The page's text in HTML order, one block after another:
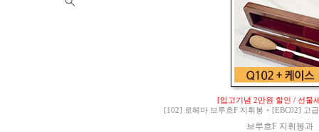
[입고기념 2만원 할인 / 선물
[102] 로헤마 브루흐F 지휘봉 + [EBC02] 고
브루흐F 지휘봉과